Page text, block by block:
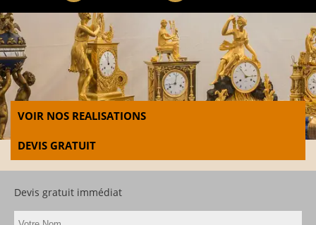
VOIR NOS REALISATIONS
DEVIS GRATUIT
Devis gratuit immédiat